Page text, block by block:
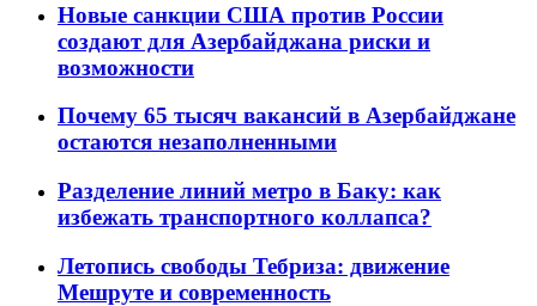
Новые санкции США против России
создают для Азербайджана риски и
возможности
Почему 65 тысяч вакансий в Азербайджане
остаются незаполненными
Разделение линий метро в Баку: как
избежать транспортного коллапса?
Летопись свободы Тебриза: движение
Мешруте и современность